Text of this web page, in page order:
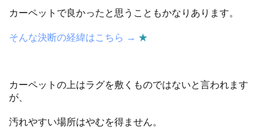
カーペットで良かったと思うこともかなりあります。
そんな決断の経緯はこちら → ★
カーペットの上はラグを敷くものではないと言われます
が、
汚れやすい場所はやむを得ません。